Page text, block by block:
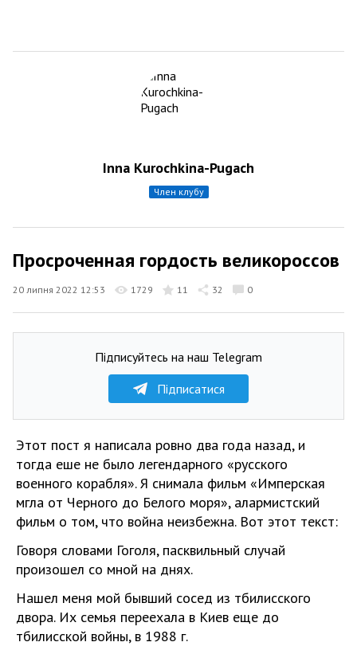
Inna Kurochkina-Pugach
член клубу
Просроченная гордость великороссов
20 липня 2022 12:53 1729 11 32 0
Підписуйтесь на наш Telegram
Підписатися
Этот пост я написала ровно два года назад, и
тогда еше не было легендарного «русского
военного корабля». Я снимала фильм «Имперская
мгла от Черного до Белого моря», алармистский
фильм о том, что война неизбежна. Вот этот текст:
Говоря словами Гоголя, пасквильный случай
произошел со мной на днях.
Нашел меня мой бывший сосед из тбилисского
двора. Их семья переехала в Киев еще до
тбилисской войны, в 1988 г.